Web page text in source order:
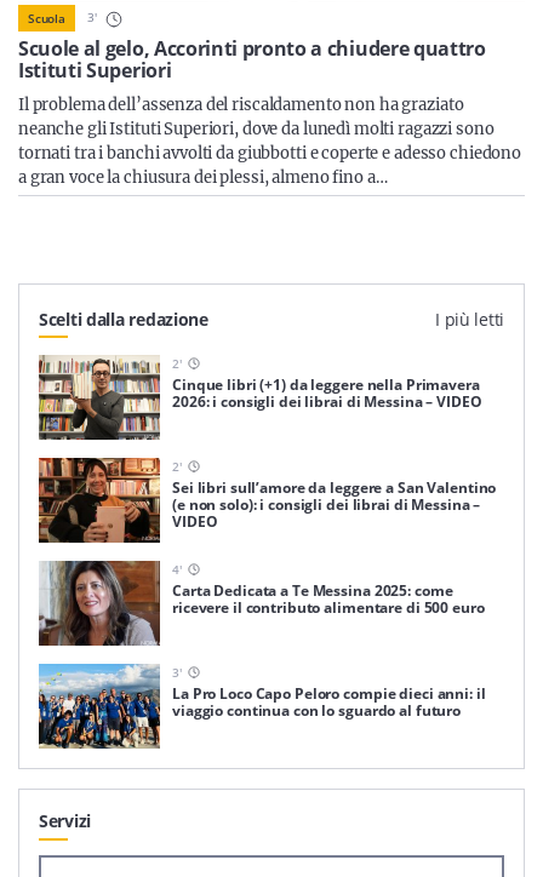
Scuole al gelo, Accorinti pronto a chiudere quattro
Istituti Superiori
Scuola 3'
Il problema dell’assenza del riscaldamento non ha graziato
neanche gli Istituti Superiori, dove da lunedì molti ragazzi sono
tornati tra i banchi avvolti da giubbotti e coperte e adesso chiedono
a gran voce la chiusura dei plessi, almeno fino a…
Scelti dalla redazione I più letti
2'
Cinque libri (+1) da leggere nella Primavera
2026: i consigli dei librai di Messina – VIDEO
2'
Sei libri sull’amore da leggere a San Valentino
(e non solo): i consigli dei librai di Messina –
VIDEO
4'
Carta Dedicata a Te Messina 2025: come
ricevere il contributo alimentare di 500 euro
3'
La Pro Loco Capo Peloro compie dieci anni: il
viaggio continua con lo sguardo al futuro
Servizi